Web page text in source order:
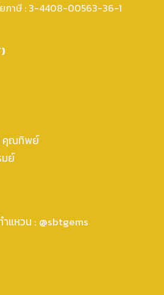
ยภาษี : 3-4408-00563-36-1
คุณทิพย์
ย์
แหวน : @sbtgems